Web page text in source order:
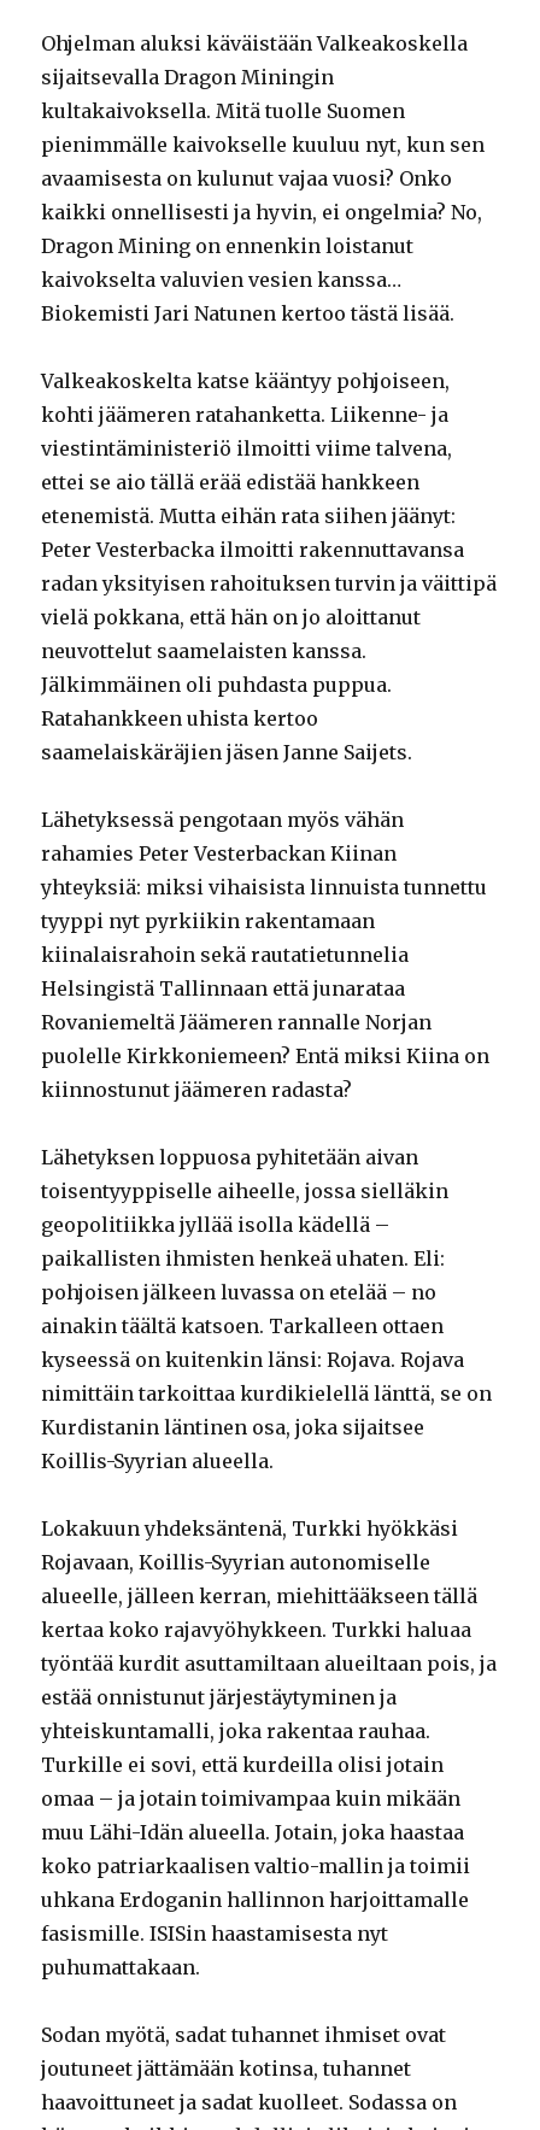
Ohjelman aluksi käväistään Valkeakoskella
sijaitsevalla Dragon Miningin
kultakaivoksella. Mitä tuolle Suomen
pienimmälle kaivokselle kuuluu nyt, kun sen
avaamisesta on kulunut vajaa vuosi? Onko
kaikki onnellisesti ja hyvin, ei ongelmia? No,
Dragon Mining on ennenkin loistanut
kaivokselta valuvien vesien kanssa…
Biokemisti Jari Natunen kertoo tästä lisää.
Valkeakoskelta katse kääntyy pohjoiseen,
kohti jäämeren ratahanketta. Liikenne- ja
viestintäministeriö ilmoitti viime talvena,
ettei se aio tällä erää edistää hankkeen
etenemistä. Mutta eihän rata siihen jäänyt:
Peter Vesterbacka ilmoitti rakennuttavansa
radan yksityisen rahoituksen turvin ja väittipä
vielä pokkana, että hän on jo aloittanut
neuvottelut saamelaisten kanssa.
Jälkimmäinen oli puhdasta puppua.
Ratahankkeen uhista kertoo
saamelaiskäräjien jäsen Janne Saijets.
Lähetyksessä pengotaan myös vähän
rahamies Peter Vesterbackan Kiinan
yhteyksiä: miksi vihaisista linnuista tunnettu
tyyppi nyt pyrkiikin rakentamaan
kiinalaisrahoin sekä rautatietunnelia
Helsingistä Tallinnaan että junarataa
Rovaniemeltä Jäämeren rannalle Norjan
puolelle Kirkkoniemeen? Entä miksi Kiina on
kiinnostunut jäämeren radasta?
Lähetyksen loppuosa pyhitetään aivan
toisentyyppiselle aiheelle, jossa sielläkin
geopolitiikka jyllää isolla kädellä –
paikallisten ihmisten henkeä uhaten. Eli:
pohjoisen jälkeen luvassa on etelää – no
ainakin täältä katsoen. Tarkalleen ottaen
kyseessä on kuitenkin länsi: Rojava. Rojava
nimittäin tarkoittaa kurdikielellä länttä, se on
Kurdistanin läntinen osa, joka sijaitsee
Koillis-Syyrian alueella.
Lokakuun yhdeksäntenä, Turkki hyökkäsi
Rojavaan, Koillis-Syyrian autonomiselle
alueelle, jälleen kerran, miehittääkseen tällä
kertaa koko rajavyöhykkeen. Turkki haluaa
työntää kurdit asuttamiltaan alueiltaan pois, ja
estää onnistunut järjestäytyminen ja
yhteiskuntamalli, joka rakentaa rauhaa.
Turkille ei sovi, että kurdeilla olisi jotain
omaa – ja jotain toimivampaa kuin mikään
muu Lähi-Idän alueella. Jotain, joka haastaa
koko patriarkaalisen valtio-mallin ja toimii
uhkana Erdoganin hallinnon harjoittamalle
fasismille. ISISin haastamisesta nyt
puhumattakaan.
Sodan myötä, sadat tuhannet ihmiset ovat
joutuneet jättämään kotinsa, tuhannet
haavoittuneet ja sadat kuolleet. Sodassa on